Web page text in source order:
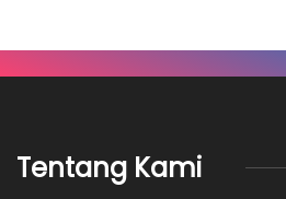
Tentang Kami